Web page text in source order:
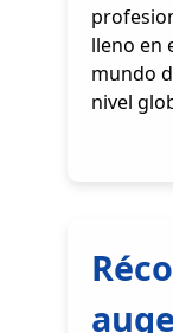
lleno en
mundo
nivel